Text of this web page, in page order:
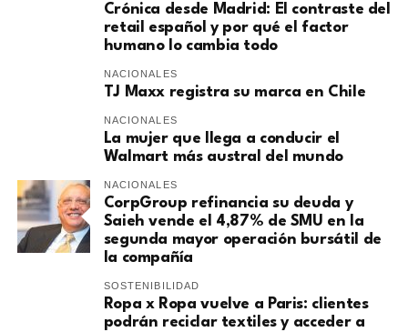
​Crónica desde Madrid: El contraste del
retail español y por qué el factor
humano lo cambia todo
NACIONALES
TJ Maxx registra su marca en Chile
NACIONALES
La mujer que llega a conducir el
Walmart más austral del mundo
NACIONALES
CorpGroup refinancia su deuda y
Saieh vende el 4,87% de SMU en la
segunda mayor operación bursátil de
la compañía
SOSTENIBILIDAD
Ropa x Ropa vuelve a Paris: clientes
podrán reciclar textiles y acceder a